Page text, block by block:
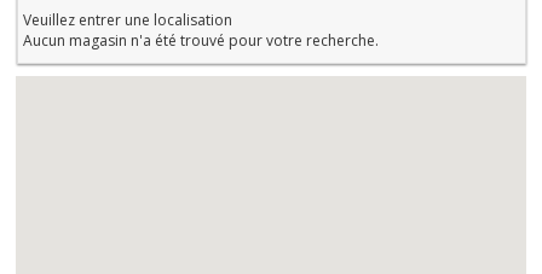
Veuillez entrer une localisation
Aucun magasin n'a été trouvé pour votre recherche.